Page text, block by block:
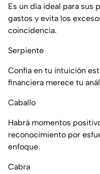
Es un día ideal para sus
gastos y evita los
coincidencia.
Serpiente
Confía en tu intuición
financiera merece tu
Caballo
Habrá momentos
reconocimiento por
enfoque.
Cabra